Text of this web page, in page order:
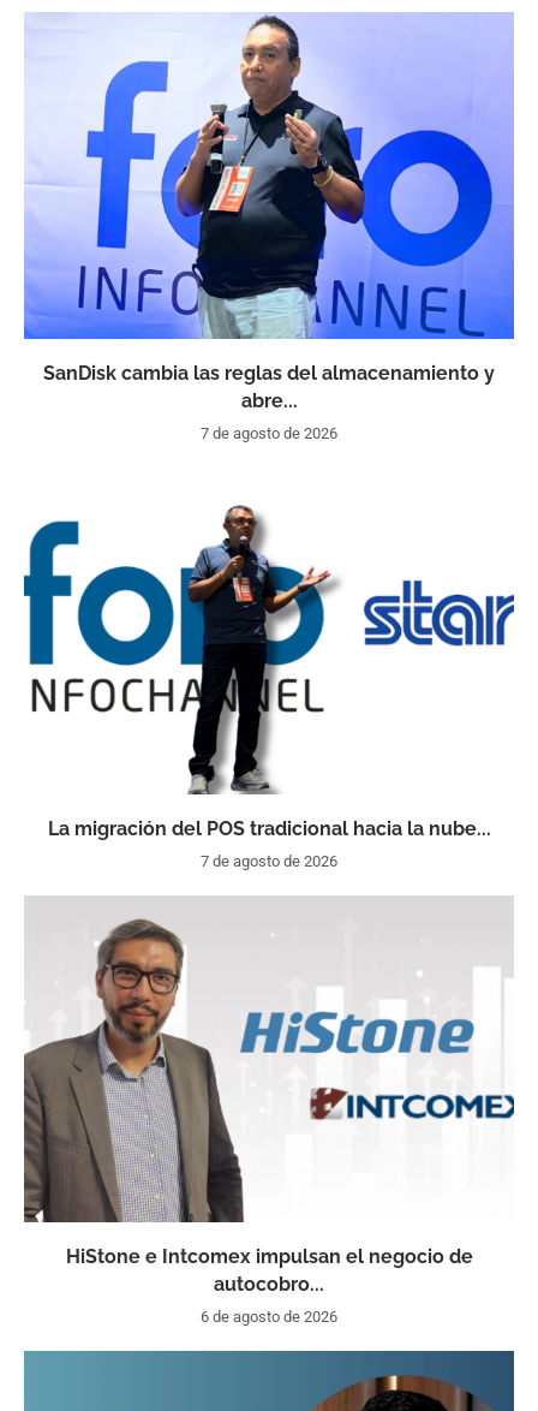
SanDisk cambia las reglas del almacenamiento y
abre...
7 de agosto de 2026
La migración del POS tradicional hacia la nube...
7 de agosto de 2026
HiStone e Intcomex impulsan el negocio de
autocobro...
6 de agosto de 2026